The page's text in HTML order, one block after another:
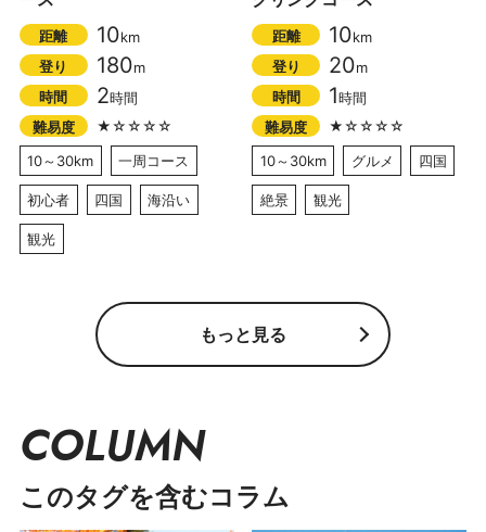
距離 10km
登り
180m
時間
2時間
難易度
★☆☆☆☆
10～30km
一周コース
初心者 四国 海沿い
観光
距離 10km
登り
20m
時間
1時間
難易度
★☆☆☆☆
10～30km
グルメ 四国
絶景 観光
もっと見る
COLUMN
このタグを含むコラム